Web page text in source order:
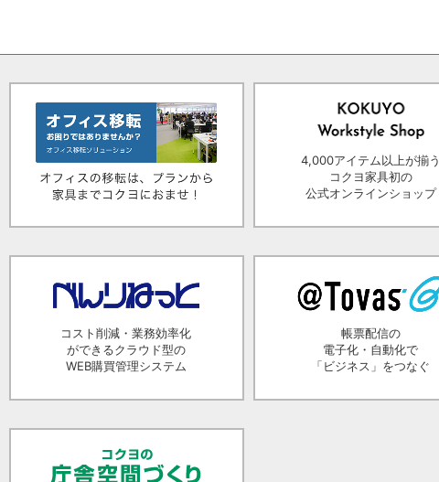
4,000アイテム以上が揃う
コクヨ家具初の
公式オンラインショップ
コスト削減・業務効率化
ができるクラウド型の
WEB購買管理システム
帳票配信の
電子化・自動化で
「ビジネス」をつなぐ